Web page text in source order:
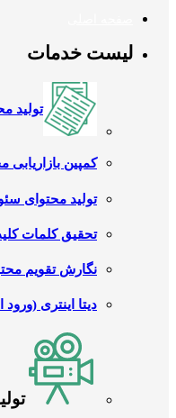
لیست خدمات
تولید
کمپین بازاریابی
تولید محتوای
تحقیق کلمات
نگارش تقویم
دیتا اینتری